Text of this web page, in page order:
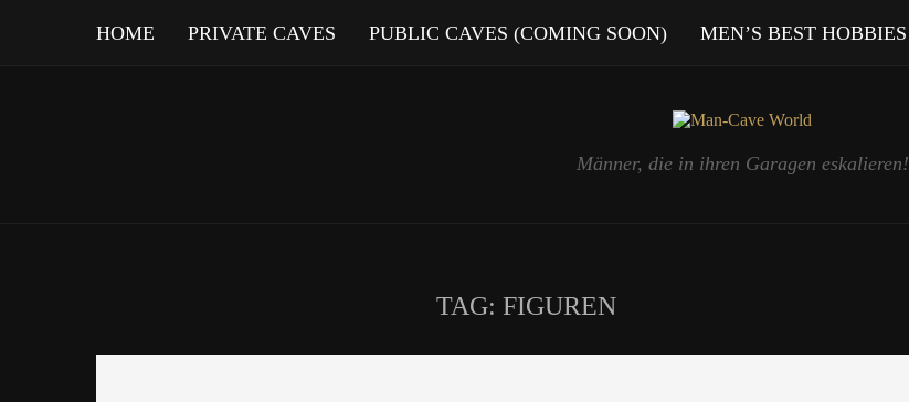
HOME PRIVATE CAVES PUBLIC CAVES (COMING SOON) MEN’S BEST HOBBIES
Männer, die in ihren Garagen eskalieren!
TAG:FIGUREN